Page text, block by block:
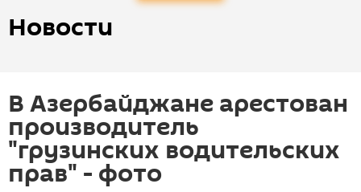
Новости
В Азербайджане арестован
производитель
"грузинских водительских
прав" - фото